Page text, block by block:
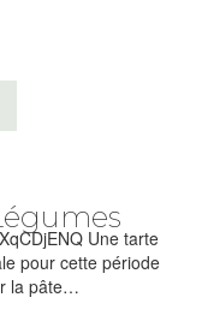
Une tarte
pour cette période
la pâte…